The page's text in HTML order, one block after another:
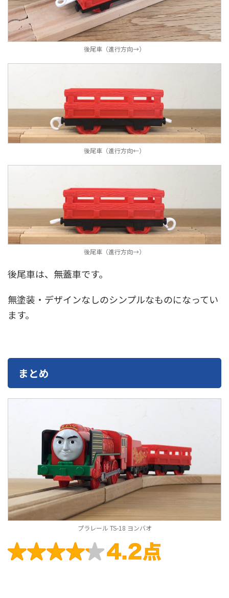
後尾車（進行方向→）
後尾車（進行方向←）
後尾車（進行方向→）
後尾車は、無蓋車です。
無塗装・デザインなしのシンプルなものになってい
ます。
まとめ
プラレール TS-18 ヨンバオ